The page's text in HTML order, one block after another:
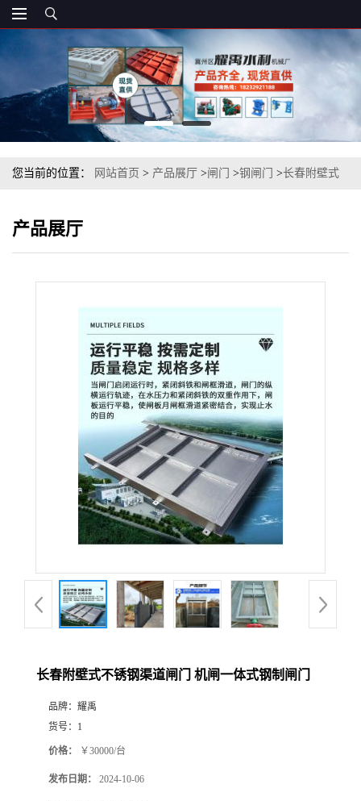
您当前的位置： 网站首页 > 产品展厅 >闸门 >钢闸门 >长春附壁式
产品展厅
长春附壁式不锈钢渠道闸门 机闸一体式钢制闸门
品牌： 耀禹
货号： 1
价格： ￥30000/台
发布日期： 2024-10-06